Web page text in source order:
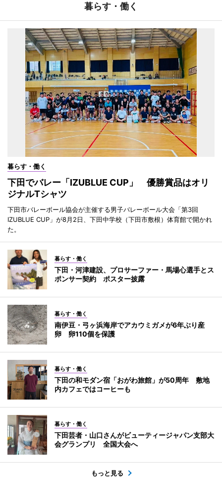
暮らす・働く
暮らす・働く
下田でバレー「IZUBLUE CUP」 優勝賞品はオリ
ジナルTシャツ
下田市バレーボール協会が主催する男子バレーボール大会「第3回
IZUBLUE CUP」が8月2日、下田中学校（下田市敷根）体育館で開かれ
た。
暮らす・働く
下田・河津建設、プロサーファー・馬場心選手とス
ポンサー契約 ポスター披露
暮らす・働く
南伊豆・弓ヶ浜海岸でアカウミガメが6年ぶり産
卵 卵110個を保護
暮らす・働く
下田の和モダン宿「おがわ旅館」が50周年 敷地
内カフェではコーヒーも
暮らす・働く
下田芸者・山口さんがビューティージャパン支部大
会グランプリ 全国大会へ
もっと見る